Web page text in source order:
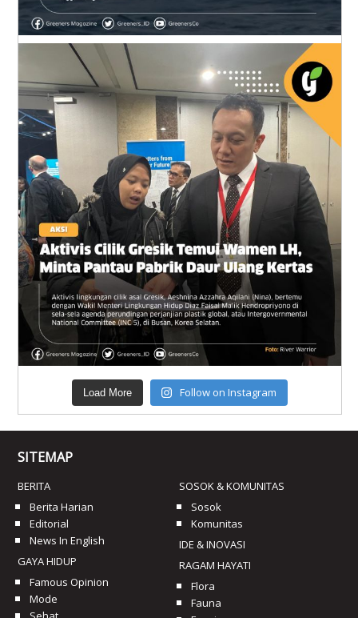
Load More Follow on Instagram
SITEMAP
BERITA
Berita Harian
Editorial
News In English
GAYA HIDUP
Famous Opinion
Mode
SOSOK & KOMUNITAS
Sosok
Komunitas
IDE & INOVASI
RAGAM HAYATI
Flora
Fauna